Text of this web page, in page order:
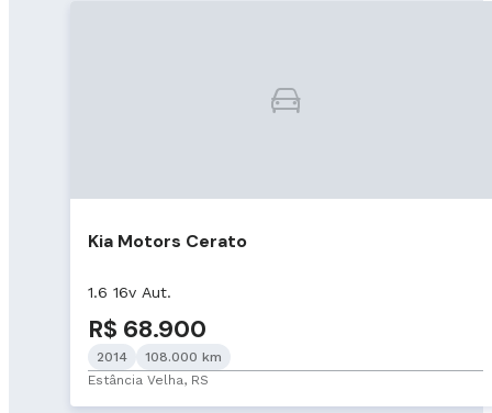
Kia Motors Cerato
1.6 16v Aut.
R$ 68.900
2014
108.000 km
Estância Velha, RS